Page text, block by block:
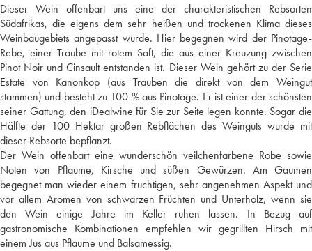
Dieser Wein offenbart uns eine der charakteristischen Rebsorten
Südafrikas, die eigens dem sehr heißen und trockenen Klima dieses
Weinbaugebiets angepasst wurde. Hier begegnen wird der Pinotage-
Rebe, einer Traube mit rotem Saft, die aus einer Kreuzung zwischen
Pinot Noir und Cinsault entstanden ist. Dieser Wein gehört zu der Serie
Estate von Kanonkop (aus Trauben die direkt von dem Weingut
stammen) und besteht zu 100 % aus Pinotage. Er ist einer der schönsten
seiner Gattung, den iDealwine für Sie zur Seite legen konnte. Sogar die
Hälfte der 100 Hektar großen Rebflächen des Weinguts wurde mit
dieser Rebsorte bepflanzt.
Der Wein offenbart eine wunderschön veilchenfarbene Robe sowie
Noten von Pflaume, Kirsche und süßen Gewürzen. Am Gaumen
begegnet man wieder einem fruchtigen, sehr angenehmen Aspekt und
vor allem Aromen von schwarzen Früchten und Unterholz, wenn sie
den Wein einige Jahre im Keller ruhen lassen. In Bezug auf
gastronomische Kombinationen empfehlen wir gegrillten Hirsch mit
einem Jus aus Pflaume und Balsamessig.